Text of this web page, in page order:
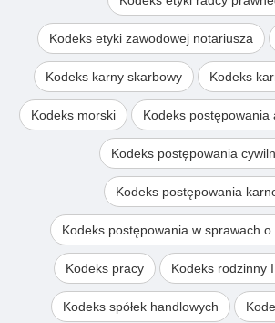
Kodeks etyki zawodowej notariusza
Kodeks karny skarbowy Kodeks
Kodeks morski Kodeks postępowania
Kodeks postępowania
Kodeks postępowania
Kodeks postępowania w sprawach o
Kodeks pracy Kodeks rodzinny
Kodeks spółek handlowych